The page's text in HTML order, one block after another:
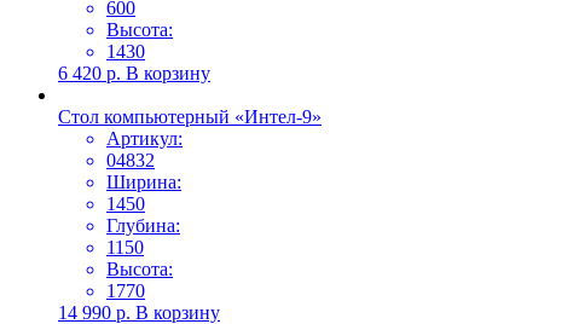
600
Высота:
1430
6 420 р. В корзину
Стол компьютерный «Интел-9»
Артикул:
04832
Ширина:
1450
Глубина:
1150
Высота:
1770
14 990 р. В корзину